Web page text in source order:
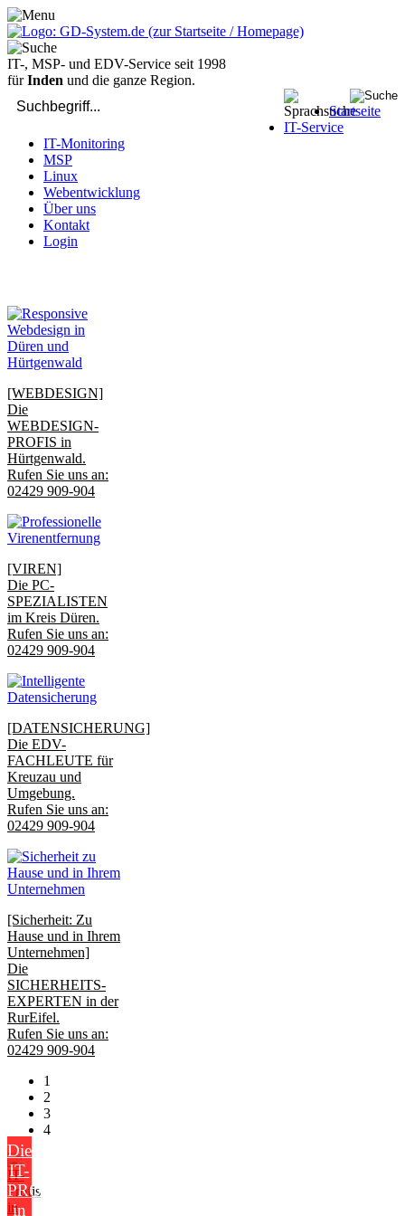
IT-, MSP- und EDV-Service seit 1998
fürInden und die ganze Region.
Startseite
IT-Service
IT-Monitoring
MSP
Linux
Webentwicklung
Über uns
Kontakt
Login
[WEBDESIGN]
Die
WEBDESIGN-
PROFIS in
Hürtgenwald.
Rufen Sie uns an:
02429 909-904
[VIREN]
Die PC-
SPEZIALISTEN
im Kreis Düren.
Rufen Sie uns an:
02429 909-904
[DATENSICHERUNG]
Die EDV-
FACHLEUTE für
Kreuzau und
Umgebung.
Rufen Sie uns an:
02429 909-904
[Sicherheit: Zu
Hause und in Ihrem
Unternehmen]
Die
SICHERHEITS-
EXPERTEN in der
RurEifel.
Rufen Sie uns an:
02429 909-904
1
2
3
4
Die
IT-
PROFIS
in